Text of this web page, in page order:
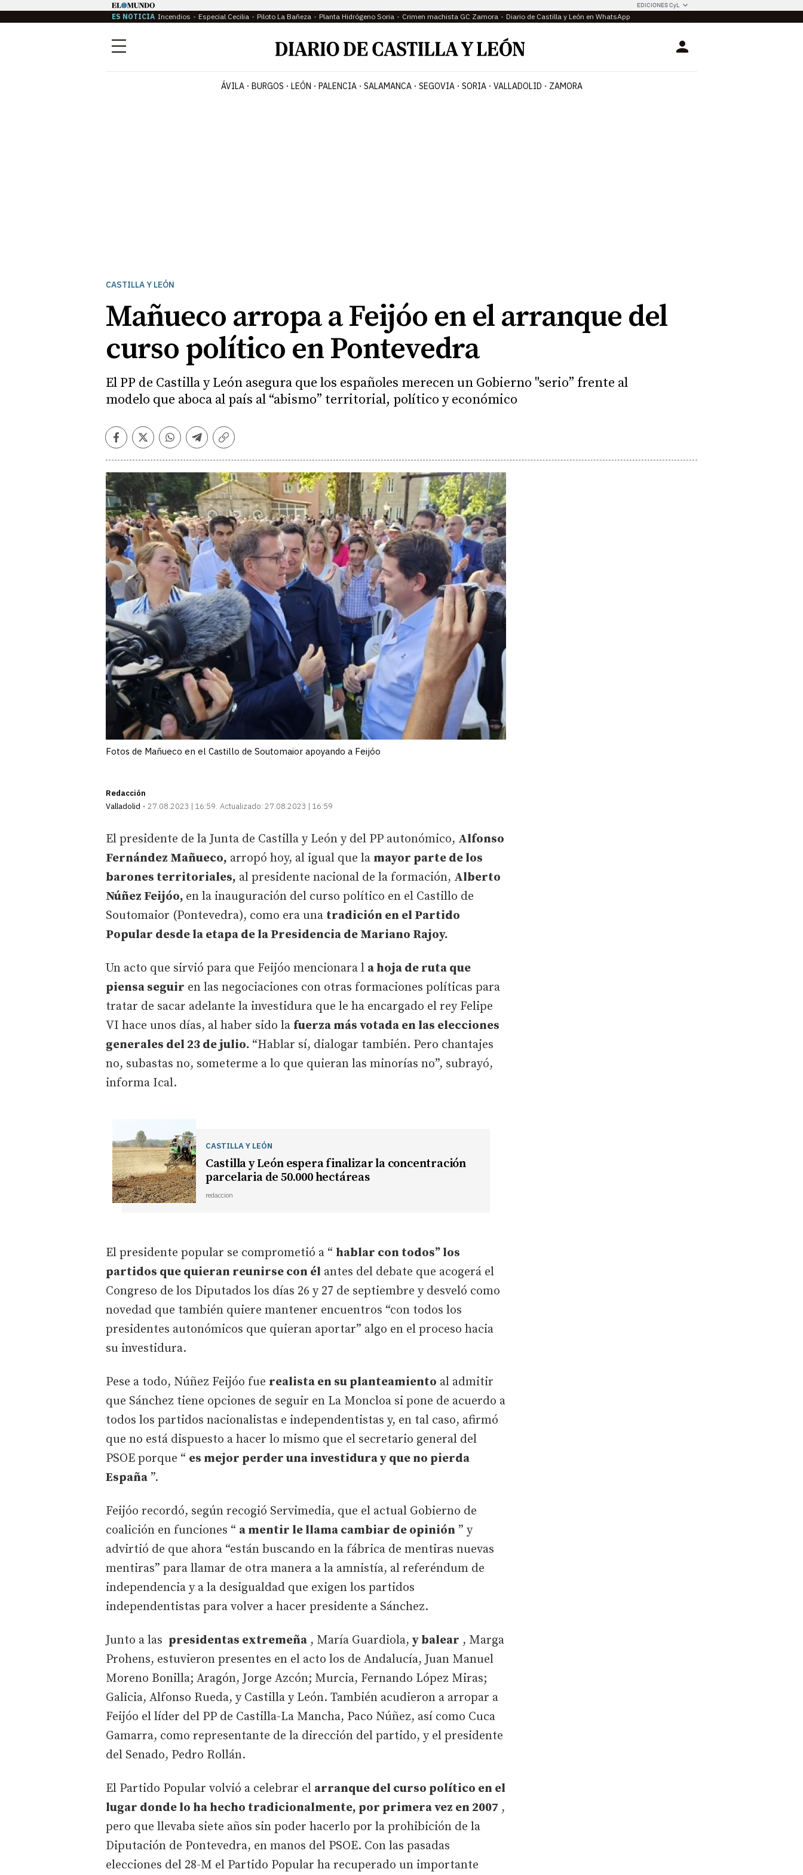
EDICIONES CyL
ES NOTICIA Incendios Especial Cecilia Piloto La Bañeza Planta Hidrógeno Soria Crimen machista GC Zamora Diario de Castilla y León en WhatsApp
Menú Login
ÁVILA BURGOS LEÓN PALENCIA SALAMANCA SEGOVIA SORIA VALLADOLID ZAMORA
CASTILLA Y LEÓN
Mañueco arropa a Feijóo en el arranque del
curso político en Pontevedra
El PP de Castilla y León asegura que los españoles merecen un Gobierno "serio” frente al
modelo que aboca al país al “abismo” territorial, político y económico
Facebook
TwitterWhatsapp
Telegram
Copiar
Fotos de Mañueco en el Castillo de Soutomaior apoyando a Feijóo
Redacción
Valladolid
27.08.2023 | 16:59 Actualizado: 27.08.2023 | 16:59
El presidente de la Junta de Castilla y León y del PP autonómico, Alfonso
Fernández Mañueco, arropó hoy, al igual que la mayor parte de los
barones territoriales, al presidente nacional de la formación, Alberto
Núñez Feijóo, en la inauguración del curso político en el Castillo de
Soutomaior (Pontevedra), como era una tradición en el Partido
Popular desde la etapa de la Presidencia de Mariano Rajoy.
Un acto que sirvió para que Feijóo mencionara l a hoja de ruta que
piensa seguir en las negociaciones con otras formaciones políticas para
tratar de sacar adelante la investidura que le ha encargado el rey Felipe
VI hace unos días, al haber sido la fuerza más votada en las elecciones
generales del 23 de julio. “Hablar sí, dialogar también. Pero chantajes
no, subastas no, someterme a lo que quieran las minorías no”, subrayó,
informa Ical.
CASTILLA Y LEÓN
Castilla y León espera finalizar la concentración
parcelaria de 50.000 hectáreas
redaccion
El presidente popular se comprometió a “ hablar con todos” los
partidos que quieran reunirse con él antes del debate que acogerá el
Congreso de los Diputados los días 26 y 27 de septiembre y desveló como
novedad que también quiere mantener encuentros “con todos los
presidentes autonómicos que quieran aportar” algo en el proceso hacia
su investidura.
Pese a todo, Núñez Feijóo fue realista en su planteamiento al admitir
que Sánchez tiene opciones de seguir en La Moncloa si pone de acuerdo a
todos los partidos nacionalistas e independentistas y, en tal caso, afirmó
que no está dispuesto a hacer lo mismo que el secretario general del
PSOE porque “ es mejor perder una investidura y que no pierda
España ”.
Feijóo recordó, según recogió Servimedia, que el actual Gobierno de
coalición en funciones “ a mentir le llama cambiar de opinión ” y
advirtió de que ahora “están buscando en la fábrica de mentiras nuevas
mentiras” para llamar de otra manera a la amnistía, al referéndum de
independencia y a la desigualdad que exigen los partidos
independentistas para volver a hacer presidente a Sánchez.
Junto a las presidentas extremeña , María Guardiola, y balear , Marga
Prohens, estuvieron presentes en el acto los de Andalucía, Juan Manuel
Moreno Bonilla; Aragón, Jorge Azcón; Murcia, Fernando López Miras;
Galicia, Alfonso Rueda, y Castilla y León. También acudieron a arropar a
Feijóo el líder del PP de Castilla-La Mancha, Paco Núñez, así como Cuca
Gamarra, como representante de la dirección del partido, y el presidente
del Senado, Pedro Rollán.
El Partido Popular volvió a celebrar el arranque del curso político en el
lugar donde lo ha hecho tradicionalmente, por primera vez en 2007 ,
pero que llevaba siete años sin poder hacerlo por la prohibición de la
Diputación de Pontevedra, en manos del PSOE. Con las pasadas
elecciones del 28-M el Partido Popular ha recuperado un importante